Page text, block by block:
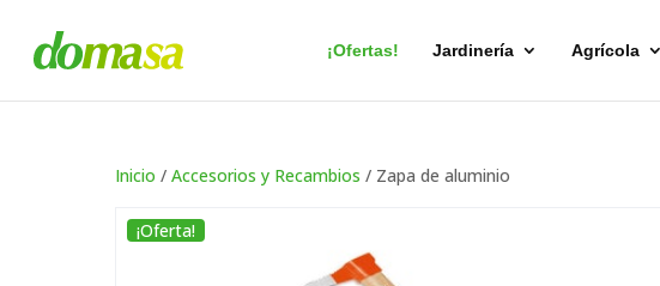
¡Ofertas! Jardinería Agrícola
Inicio / Accesorios y Recambios / Zapa de aluminio
¡Oferta!